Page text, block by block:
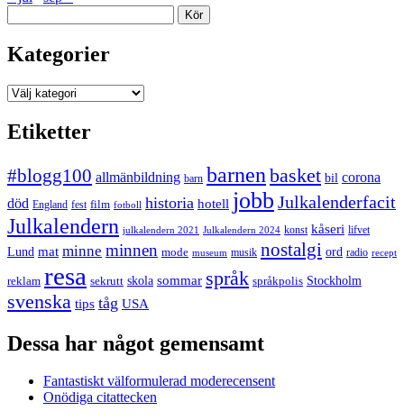
Kategorier
Kategorier
Etiketter
#blogg100 allmänbildning barn barnen basket bil corona
död England fest film fotboll historia hotell jobb Julkalenderfacit
Julkalendern julkalendern 2021 Julkalendern 2024 konst kåseri lifvet
Lund mat minne minnen mode museum musik nostalgi ord radio recept
reklam resa sekrutt skola sommar språk språkpolis Stockholm
svenska tips tåg USA
Dessa har något gemensamt
Fantastiskt välformulerad moderecensent
Onödiga citattecken